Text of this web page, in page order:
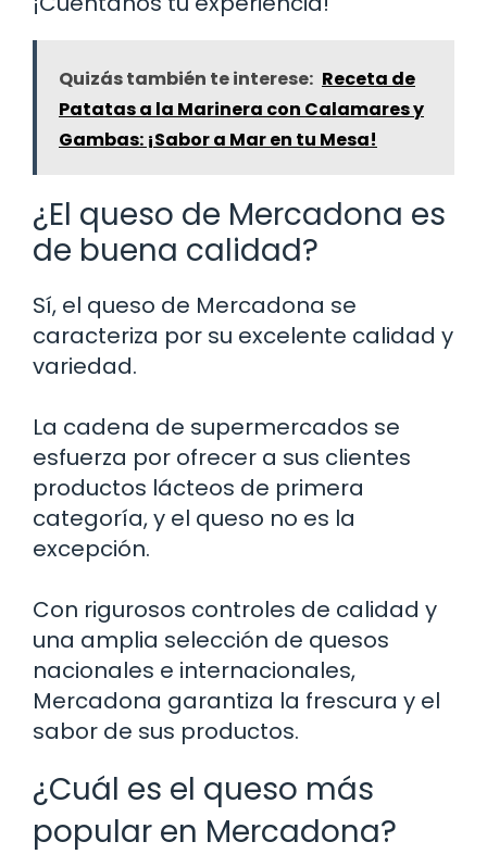
Quizás también te interese: Receta de
Patatas a la Marinera con Calamares y
Gambas: ¡Sabor a Mar en tu Mesa!
¿El queso de Mercadona es
de buena calidad?
Sí, el queso de Mercadona se
caracteriza por su excelente calidad y
variedad.
La cadena de supermercados se
esfuerza por ofrecer a sus clientes
productos lácteos de primera
categoría, y el queso no es la
excepción.
Con rigurosos controles de calidad y
una amplia selección de quesos
nacionales e internacionales,
Mercadona garantiza la frescura y el
sabor de sus productos.
¿Cuál es el queso más
popular en Mercadona?